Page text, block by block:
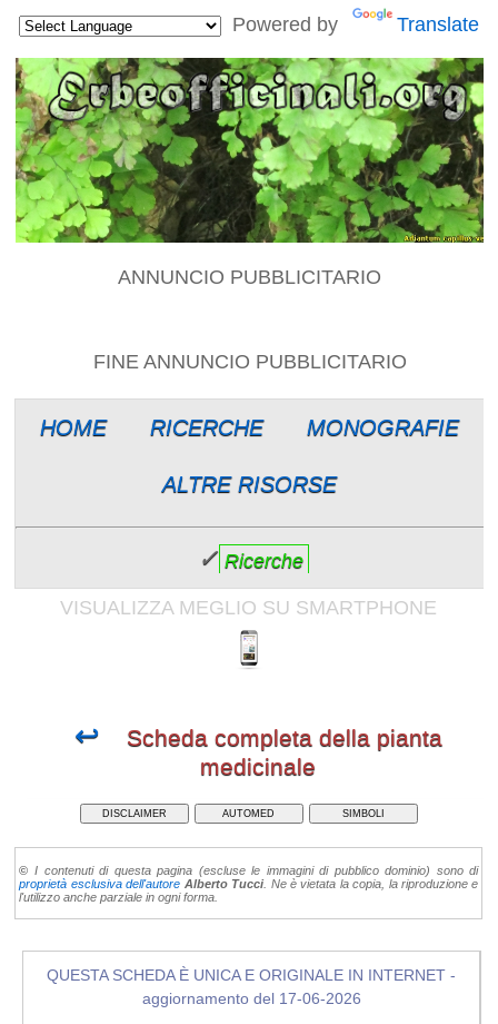
Powered by Translate
ANNUNCIO PUBBLICITARIO
FINE ANNUNCIO PUBBLICITARIO
HOME RICERCHE MONOGRAFIE
ALTRE RISORSE
✓ Ricerche
VISUALIZZA MEGLIO SU SMARTPHONE
↩ Scheda completa della pianta
medicinale
DISCLAIMER AUTOMED SIMBOLI
© I contenuti di questa pagina (escluse le immagini di pubblico dominio) sono di
proprietà esclusiva dell'autore Alberto Tucci . Ne è vietata la copia, la riproduzione e
l'utilizzo anche parziale in ogni forma.
QUESTA SCHEDA È UNICA E ORIGINALE IN INTERNET -
aggiornamento del 17-06-2026